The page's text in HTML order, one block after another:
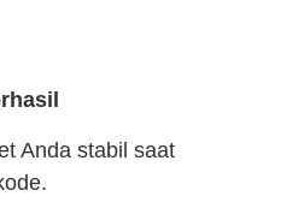
Anda stabil saat